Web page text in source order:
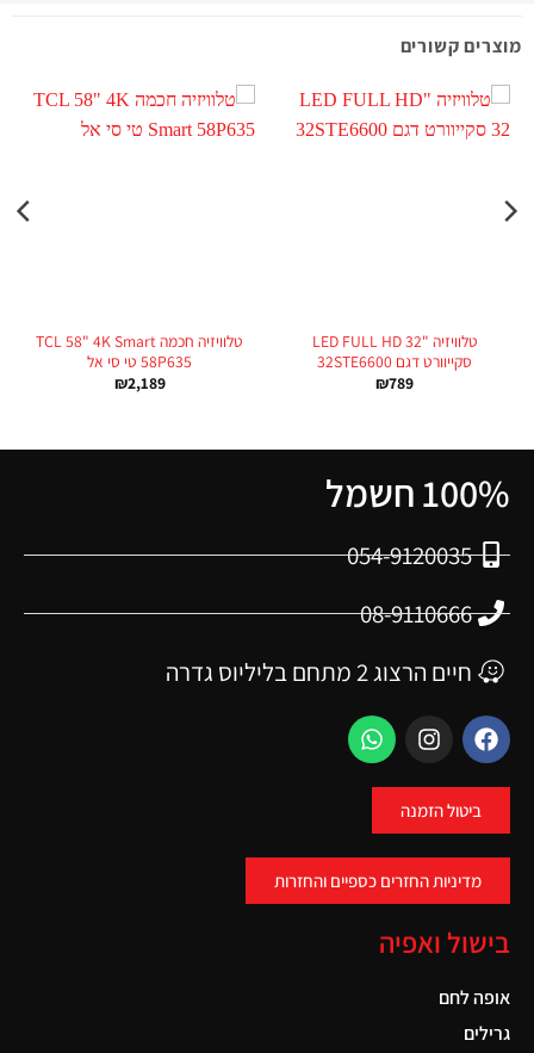
מוצרים קשורים
טלוויזיה "LED FULL HD 32
סקייוורט דגם 32STE6600
₪789
טלוויזיה חכמה TCL 58" 4K Smart
58P635 טי סי אל
₪2,189
100% חשמל
054-9120035
08-9110666
חיים הרצוג 2 מתחם בליליוס גדרה
ביטול הזמנה
מדיניות החזרים כספיים והחזרות
בישול ואפיה
אופה לחם
גרילים